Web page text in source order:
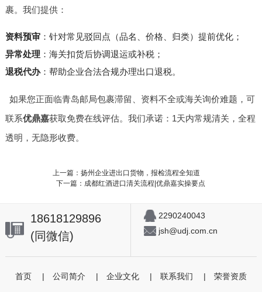
裹。我们提供：
资料预审：针对常见驳回点（品名、价格、归类）提前优化；
异常处理：海关扣货后协调退运或补税；
退税代办：帮助企业合法合规办理出口退税。
如果您正面临青岛邮局包裹滞留、资料不全或海关询价难题，可
联系优鼎嘉获取免费在线评估。我们承诺：1天内常规清关，全程
透明，无隐形收费。
上一篇：扬州企业进出口货物，报检流程全知道
下一篇：成都红酒进口清关流程|优鼎嘉实操要点
18618129896
(同微信)
2290240043
jsh@udj.com.cn
首页 | 公司简介 | 企业文化 | 联系我们 | 荣誉资质